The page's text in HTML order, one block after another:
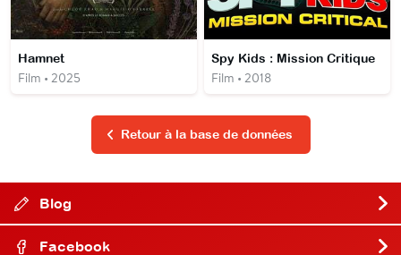
Hamnet
Film • 2025
Spy Kids : Mission Critique
Film • 2018
Retour à la base de données
Blog
Facebook